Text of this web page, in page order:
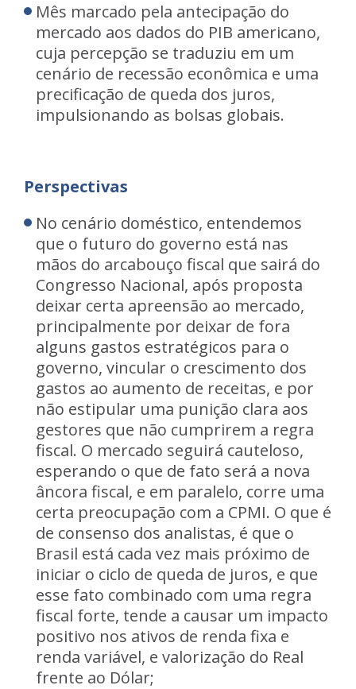
Mês marcado pela antecipação do
mercado aos dados do PIB americano,
cuja percepção se traduziu em um
cenário de recessão econômica e uma
precificação de queda dos juros,
impulsionando as bolsas globais.
Perspectivas
No cenário doméstico, entendemos
que o futuro do governo está nas
mãos do arcabouço fiscal que sairá do
Congresso Nacional, após proposta
deixar certa apreensão ao mercado,
principalmente por deixar de fora
alguns gastos estratégicos para o
governo, vincular o crescimento dos
gastos ao aumento de receitas, e por
não estipular uma punição clara aos
gestores que não cumprirem a regra
fiscal. O mercado seguirá cauteloso,
esperando o que de fato será a nova
âncora fiscal, e em paralelo, corre uma
certa preocupação com a CPMI. O que é
de consenso dos analistas, é que o
Brasil está cada vez mais próximo de
iniciar o ciclo de queda de juros, e que
esse fato combinado com uma regra
fiscal forte, tende a causar um impacto
positivo nos ativos de renda fixa e
renda variável, e valorização do Real
frente ao Dólar;